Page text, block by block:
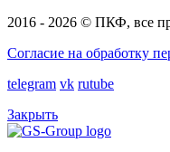
2016 - 2026 © ПКФ, все
Согласие на обработку
telegram vk rutube
Закрыть